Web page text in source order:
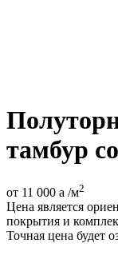
тамбур
от 11 000 a /м2
Цена является
покрытия и
Точная цена будет